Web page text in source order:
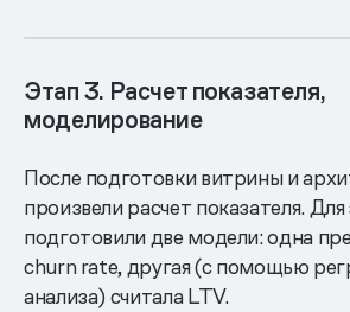
Этап 3. Расчет показателя,
моделирование
После подготовки витрины и
произвели расчет показателя. Для
подготовили две модели: одна
churn rate, другая (с помощью
анализа) считала LTV.